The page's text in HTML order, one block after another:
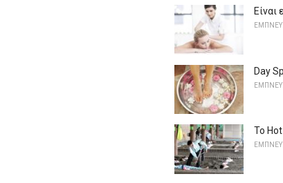
Είναι
Day
Το